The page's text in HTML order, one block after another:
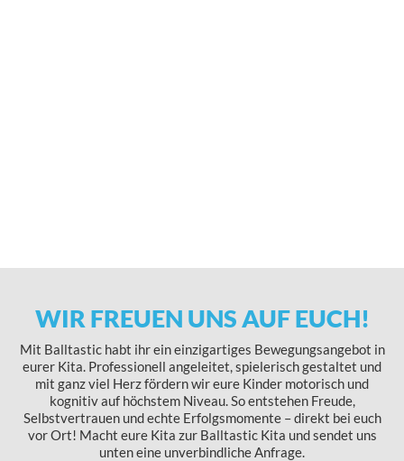
WIR FREUEN UNS AUF EUCH!
Mit Balltastic habt ihr ein einzigartiges Bewegungsangebot in
eurer Kita. Professionell angeleitet, spielerisch gestaltet und
mit ganz viel Herz fördern wir eure Kinder motorisch und
kognitiv auf höchstem Niveau. So entstehen Freude,
Selbstvertrauen und echte Erfolgsmomente – direkt bei euch
vor Ort! Macht eure Kita zur Balltastic Kita und sendet uns
unten eine unverbindliche Anfrage.